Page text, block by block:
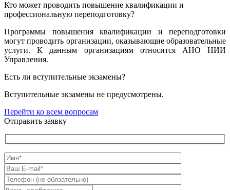
Кто может проводить повышение квалификации и
профессиональную переподготовку?
Программы повышения квалификации и переподготовки
могут проводить организации, оказывающие образовательные
услуги. К данным организациям относится АНО НИИ
Управления.
Есть ли вступительные экзамены?
Вступительные экзамены не предусмотрены.
Перейти ко всем вопросам
Отправить заявку